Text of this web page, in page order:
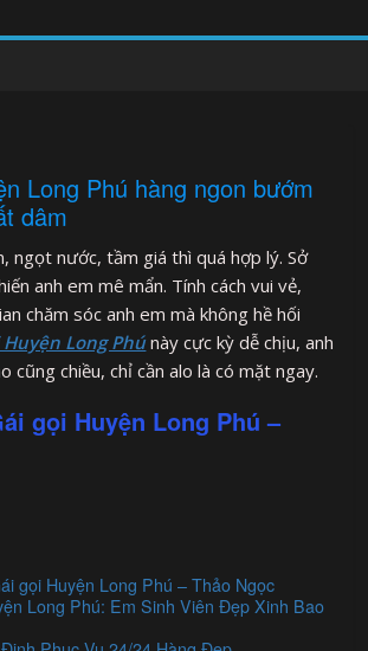
Long Phú hàng ngon bướm
dâm
ngọt nước, tầm giá thì quá hợp lý. Sở
anh em mê mẩn. Tính cách vui vẻ,
chăm sóc anh em mà không hề hối
Huyện Long Phúnày cực kỳ dễ chịu, anh
cũng chiều, chỉ cần alo là có mặt ngay.
gọi Huyện Long Phú –
gọi Huyện Long Phú – Thảo Ngọc
Long Phú: Em Sinh Viên Đẹp Xinh Bao